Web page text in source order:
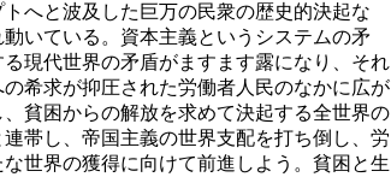
へと波及した巨万の民衆の歴史的決起な
いている。資本主義というシステムの矛
現代世界の矛盾がますます露になり、それ
希求が抑圧された労働者人民のなかに広が
貧困からの解放を求めて決起する全世界の
帯し、帝国主義の世界支配を打ち倒し、労
世界の獲得に向けて前進しよう。貧困と生